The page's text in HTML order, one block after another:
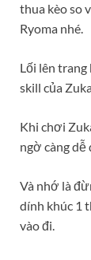
thua kèo so
Ryoma nhé.
Lối lên trang
skill của
Khi chơi
ngờ càng dễ
Và nhớ là
dính khúc 1
vào đi.